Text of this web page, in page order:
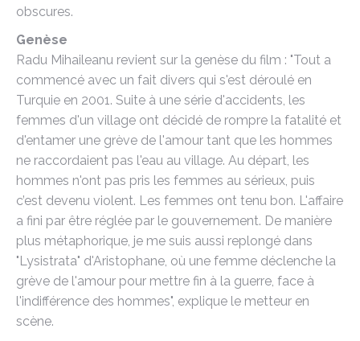
obscures.
Genèse
Radu Mihaileanu revient sur la genèse du film : "Tout a
commencé avec un fait divers qui s'est déroulé en
Turquie en 2001. Suite à une série d'accidents, les
femmes d'un village ont décidé de rompre la fatalité et
d'entamer une grève de l'amour tant que les hommes
ne raccordaient pas l'eau au village. Au départ, les
hommes n'ont pas pris les femmes au sérieux, puis
c’est devenu violent. Les femmes ont tenu bon. L'affaire
a fini par être réglée par le gouvernement. De manière
plus métaphorique, je me suis aussi replongé dans
"Lysistrata" d'Aristophane, où une femme déclenche la
grève de l'amour pour mettre fin à la guerre, face à
l'indifférence des hommes", explique le metteur en
scène.